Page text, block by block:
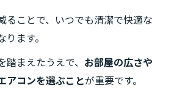
ることで、いつでも清潔で快適な
ます。
踏まえたうえで、 お部屋の広さや
アコンを選ぶことが重要です。